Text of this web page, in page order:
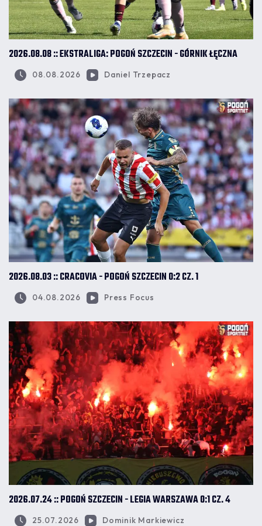
2026.08.08 :: EKSTRALIGA: POGOŃ SZCZECIN - GÓRNIK ŁĘCZNA
08.08.2026 Daniel Trzepacz
2026.08.03 :: CRACOVIA - POGOŃ SZCZECIN 0:2 CZ. 1
04.08.2026 Press Focus
2026.07.24 :: POGOŃ SZCZECIN - LEGIA WARSZAWA 0:1 CZ. 4
25.07.2026 Dominik Markiewicz